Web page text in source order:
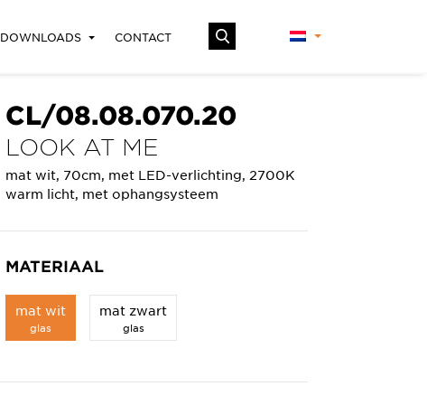
DOWNLOADS CONTACT
CL/08.08.070.20
LOOK AT ME
mat wit, 70cm, met LED-verlichting, 2700K
warm licht, met ophangsysteem
MATERIAAL
mat wit
glas
mat zwart
glas